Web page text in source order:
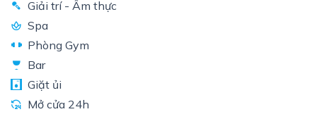
Giải trí - Ẩm thực
Spa
Phòng Gym
Bar
Giặt ủi
Mở cửa 24h